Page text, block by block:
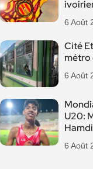
6 Août
Cité
métro
6 Août
U20:
Hamdi
6 Août